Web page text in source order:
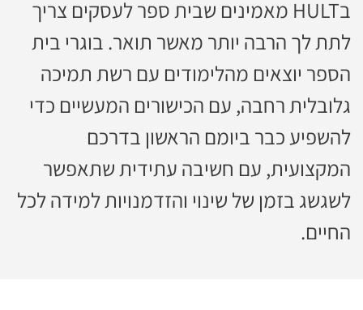
בHULT מאמינים שבית ספר לעסקים צריך
לתת לך הרבה יותר מאשר תואר. בוגרי בית
הספר יוצאים מהלימודים עם רשת תמיכה
גלובלית רחבה, עם הכישורים המעשיים כדי
להשפיע כבר ביומם הראשון בדרכם
המקצועית, עם חשיבה עתידית שתאפשר
לשגשג בזמן של שינוי והזדמנויות למידה לכל
החיים.